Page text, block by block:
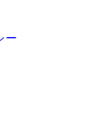
ー